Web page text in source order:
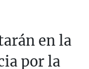
en la
por la